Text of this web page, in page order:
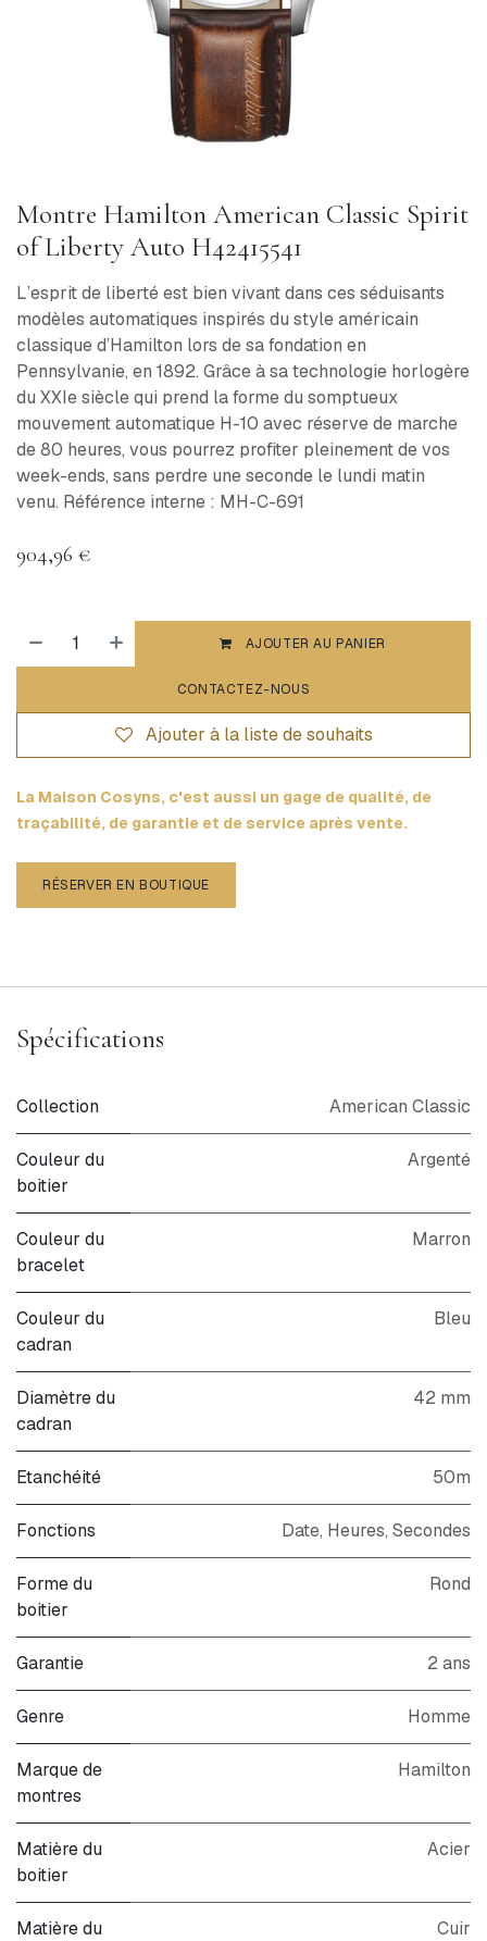
Montre Hamilton American Classic Spirit
of Liberty Auto H42415541
L’esprit de liberté est bien vivant dans ces séduisants
modèles automatiques inspirés du style américain
classique d’Hamilton lors de sa fondation en
Pennsylvanie, en 1892. Grâce à sa technologie horlogère
du XXIe siècle qui prend la forme du somptueux
mouvement automatique H-10 avec réserve de marche
de 80 heures, vous pourrez profiter pleinement de vos
week-ends, sans perdre une seconde le lundi matin
venu. Référence interne : MH-C-691
904,96 €
AJOUTER AU PANIER
CONTACTEZ-NOUS
Ajouter à la liste de souhaits
La Maison Cosyns, c'est aussi un gage de qualité, de
traçabilité, de garantie et de service après vente.
RÉSERVER EN BOUTIQUE
Spécifications
Collection American Classic
Couleur du
boitier
Argenté
Couleur du
bracelet
Marron
Couleur du
cadran
Bleu
Diamètre du
cadran
42 mm
Etanchéité 50m
Fonctions Date, Heures, Secondes
Forme du
boitier
Rond
Garantie 2 ans
Genre Homme
Marque de
montres
Hamilton
Matière du
boitier
Acier
Matière du
Cuir